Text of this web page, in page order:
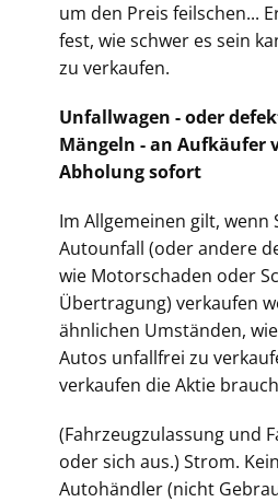
um den Preis feilschen...
fest, wie schwer es sein
zu verkaufen.
Unfallwagen - oder
Mängeln - an Aufkäufer
Abholung sofort
Im Allgemeinen gilt, wenn
Autounfall (oder andere
wie Motorschaden oder
Übertragung) verkaufen
ähnlichen Umständen,
Autos unfallfrei zu
verkaufen die Aktie
(Fahrzeugzulassung und
oder sich aus.) Strom.
Autohändler (nicht